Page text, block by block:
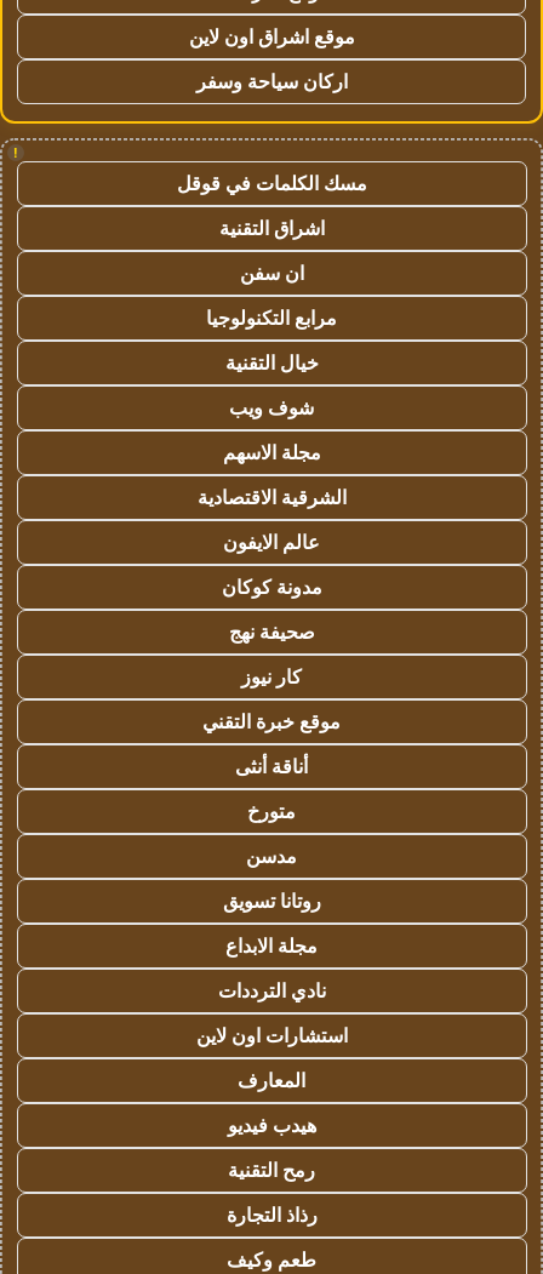
موقع اشراق اون لاين
اركان سياحة وسفر
!
مسك الكلمات في قوقل
اشراق التقنية
ان سفن
مرابع التكنولوجيا
خيال التقنية
شوف ويب
مجلة الاسهم
الشرقية الاقتصادية
عالم الايفون
مدونة كوكان
صحيفة نهج
كار نيوز
موقع خبرة التقني
أناقة أنثى
متورخ
مدسن
روتانا تسويق
مجلة الابداع
نادي الترددات
استشارات اون لاين
المعارف
هيدب فيديو
رمح التقنية
رذاذ التجارة
طعم وكيف